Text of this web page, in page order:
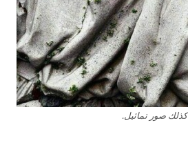
كذلك صور تماثيل.